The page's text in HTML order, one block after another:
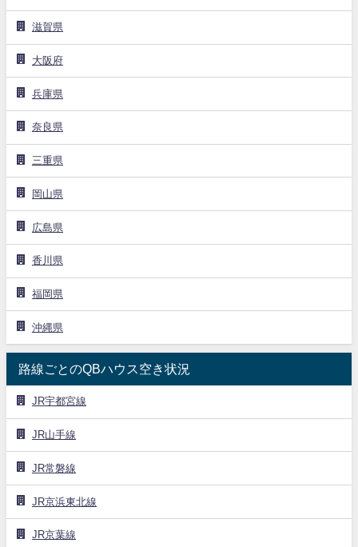
滋賀県
大阪府
兵庫県
奈良県
三重県
岡山県
広島県
香川県
福岡県
沖縄県
路線ごとのQBハウス空き状況
JR宇都宮線
JR山手線
JR常磐線
JR京浜東北線
JR京葉線